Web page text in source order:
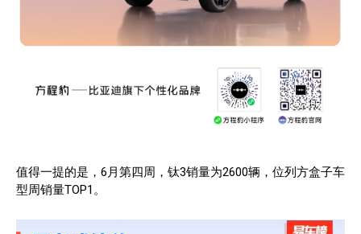
值得一提的是，6月第四周，钛3销量为2600辆，位列方盒子车
型周销量TOP1。